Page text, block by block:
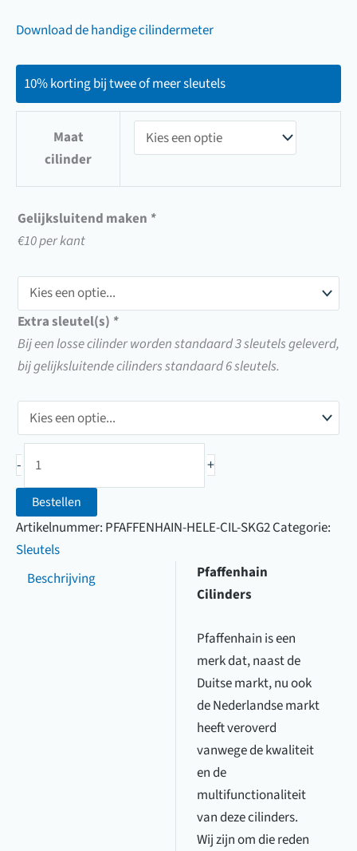
Download de handige cilindermeter
10% korting bij twee of meer sleutels
Maat
cilinder
Gelijksluitend maken *
€10 per kant
Extra sleutel(s) *
Bij een losse cilinder worden standaard 3 sleutels geleverd,
bij gelijksluitende cilinders standaard 6 sleutels.
-
Hele
Cilinder
SKG**
aantal
+
Bestellen
Artikelnummer: PFAFFENHAIN-HELE-CIL-SKG2Categorie:
Sleutels
Beschrijving
Pfaffenhain
Cilinders
Pfaffenhain is een
merk dat, naast de
Duitse markt, nu ook
de Nederlandse markt
heeft veroverd
vanwege de kwaliteit
en de
multifunctionaliteit
van deze cilinders.
Wij zijn om die reden